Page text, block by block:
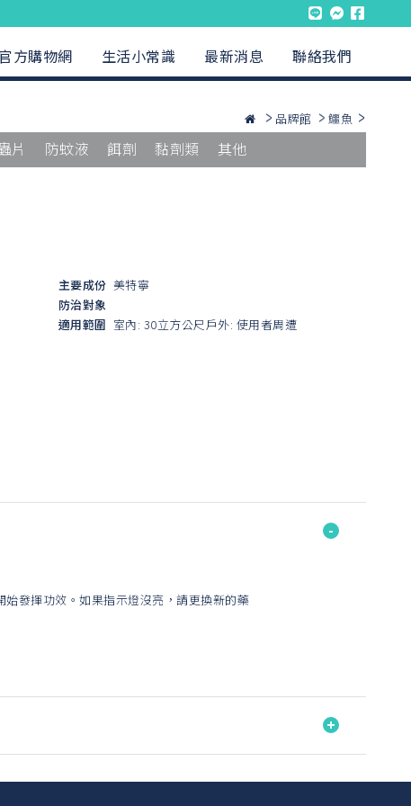
官方購物網 生活小常識 最新消息 聯絡我們
品牌館 鱷魚
片 防蚊液 餌劑 黏劑類 其他
主要成份 美特寧
防治對象
適用範圍 室內: 30立方公尺戶外: 使用者周遭
發揮功效。如果指示燈沒亮，請更換新的藥